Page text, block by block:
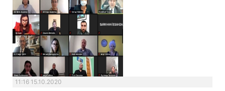
11:16 15.10.2020